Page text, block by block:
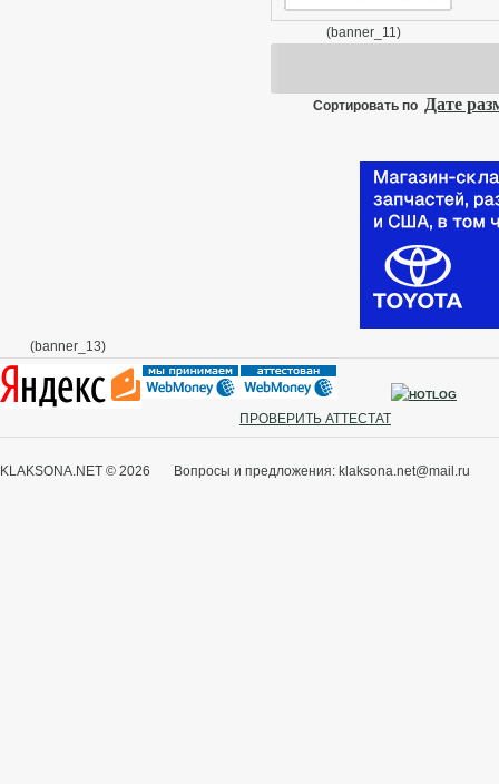
(banner_11)
Сортировать по Дате
(banner_13)
ПРОВЕРИТЬ АТТЕСТАТ
KLAKSONA.NET © 2026 Вопросы и предложения: klaksona.net@mail.ru